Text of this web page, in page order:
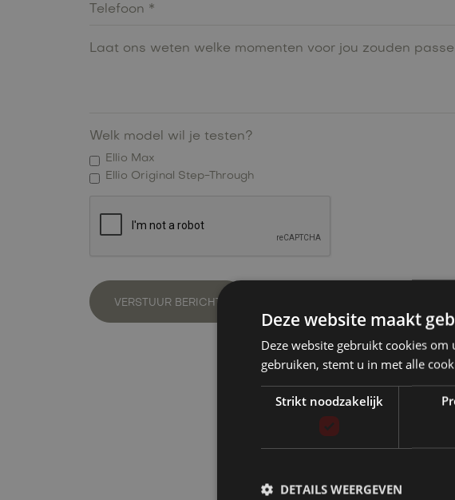
Welk model wil je testen?
Ellio Max
Ellio Original Step-Through
Deze website maakt
Deze website gebruikt cookies
gebruiken, stemt u in met alle
Strikt noodzakelijk
DETAILS WEERGEVEN